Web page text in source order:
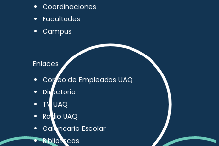
Coordinaciones
Facultades
Campus
Enlaces
Correo de Empleados UAQ
Directorio
TV UAQ
Radio UAQ
Calendario Escolar
Bibliotecas